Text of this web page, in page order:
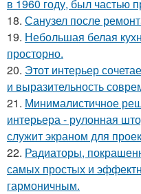
в 1960 году, был частью
18. Санузел после
19. Небольшая белая
просторно.
20. Этот интерьер
и выразительность
21. Минималистичное
интерьера - рулонная
служит экраном для
22. Радиаторы,
самых простых и
гармоничным.